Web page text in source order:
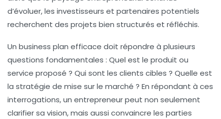
d’évoluer, les investisseurs et partenaires potentiels
recherchent des projets bien structurés et réfléchis.
Un business plan efficace doit répondre à plusieurs
questions fondamentales : Quel est le produit ou
service proposé ? Qui sont les clients cibles ? Quelle est
la stratégie de mise sur le marché ? En répondant à ces
interrogations, un entrepreneur peut non seulement
clarifier sa vision, mais aussi convaincre les parties